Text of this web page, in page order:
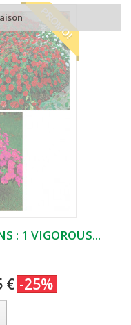
PROMO!
: 1 VIGOROUS...
€ -25%